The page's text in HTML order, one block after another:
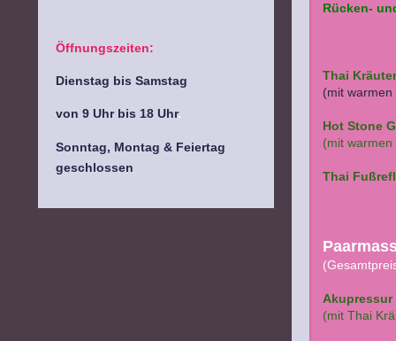
Rücken-
Thai
(mit warmen
Hot Stone
(mit warmen
Thai
Akupressur
(mit Thai
Öffnungszeiten:
Dienstag bis Samstag
von 9 Uhr bis 18 Uhr.
Sonntag, Montag & Feiertag
geschlossen